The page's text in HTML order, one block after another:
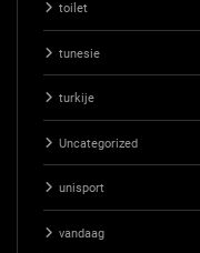
toilet
tunesie
turkije
Uncategorized
unisport
vandaag